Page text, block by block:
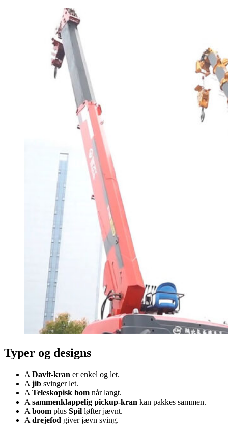
Typer og designs
A Davit-kran er enkel og let.
A jib svinger let.
A Teleskopisk bom når langt.
A sammenklappelig pickup-kran kan pakkes sammen.
A boom plus Spil løfter jævnt.
A drejefod giver jævn sving.